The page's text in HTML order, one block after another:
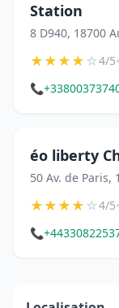
Station
8 D940, 18700
★★★★☆4/5•
📞
éo liberty
50 Av. de
★★★★☆4/5•
📞